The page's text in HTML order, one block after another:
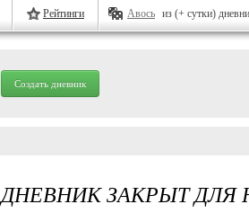
Рейтинги Авось из (+ сутки)
Создать дневник
ДНЕВНИК ЗАКРЫТ ДЛЯ